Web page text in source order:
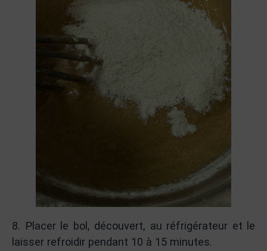
8. Placer le bol, découvert, au réfrigérateur et le
laisser refroidir pendant 10 à 15 minutes.